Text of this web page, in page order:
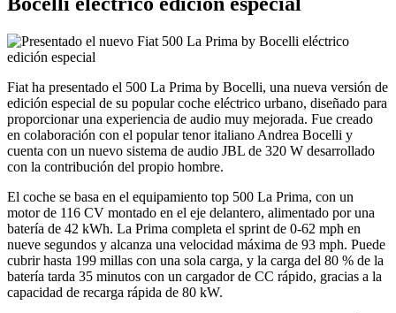
Fiat ha presentado el 500 La Prima by Bocelli, una nueva versión de
edición especial de su popular coche eléctrico urbano, diseñado para
proporcionar una experiencia de audio muy mejorada. Fue creado
en colaboración con el popular tenor italiano Andrea Bocelli y
cuenta con un nuevo sistema de audio JBL de 320 W desarrollado
con la contribución del propio hombre.
El coche se basa en el equipamiento top 500 La Prima, con un
motor de 116 CV montado en el eje delantero, alimentado por una
batería de 42 kWh. La Prima completa el sprint de 0-62 mph en
nueve segundos y alcanza una velocidad máxima de 93 mph. Puede
cubrir hasta 199 millas con una sola carga, y la carga del 80 % de la
batería tarda 35 minutos con un cargador de CC rápido, gracias a la
capacidad de recarga rápida de 80 kW.